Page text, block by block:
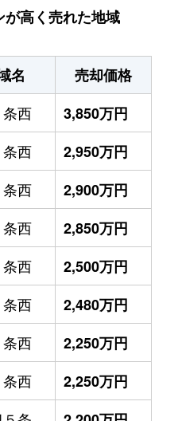
高く売れた地域
名
売却価格
西
3,850万円
西
2,950万円
西
2,900万円
西
2,850万円
西
2,500万円
西
2,480万円
西
2,250万円
西
2,250万円